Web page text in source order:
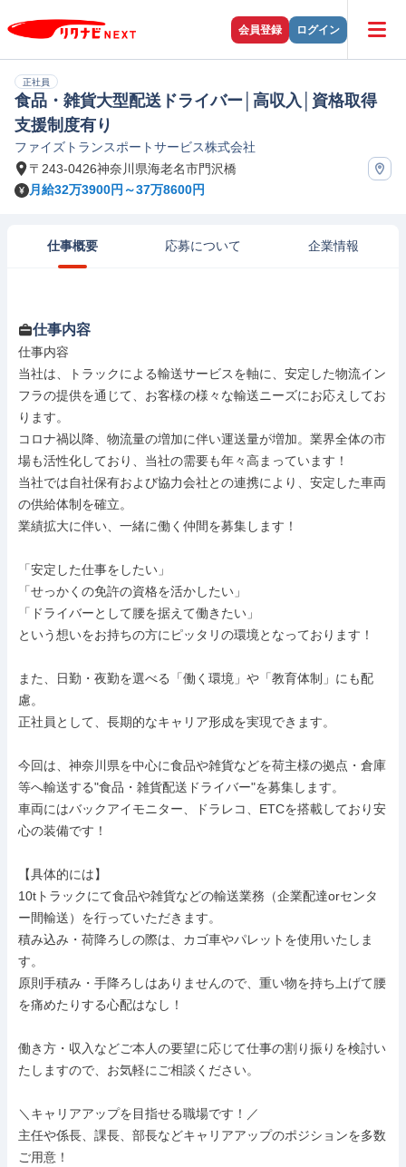
会員登録 ログイン
正社員
食品・雑貨大型配送ドライバー│高収入│資格取得
支援制度有り
ファイズトランスポートサービス株式会社
〒243-0426神奈川県海老名市門沢橋
月給32万3900円～37万8600円
仕事概要 応募について 企業情報
仕事内容
仕事内容
当社は、トラックによる輸送サービスを軸に、安定した物流イン
フラの提供を通じて、お客様の様々な輸送ニーズにお応えしてお
ります。
コロナ禍以降、物流量の増加に伴い運送量が増加。業界全体の市
場も活性化しており、当社の需要も年々高まっています！
当社では自社保有および協力会社との連携により、安定した車両
の供給体制を確立。
業績拡大に伴い、一緒に働く仲間を募集します！
「安定した仕事をしたい」
「せっかくの免許の資格を活かしたい」
「ドライバーとして腰を据えて働きたい」
という想いをお持ちの方にピッタリの環境となっております！
また、日勤・夜勤を選べる「働く環境」や「教育体制」にも配
慮。
正社員として、長期的なキャリア形成を実現できます。
今回は、神奈川県を中心に食品や雑貨などを荷主様の拠点・倉庫
等へ輸送する"食品・雑貨配送ドライバー"を募集します。
車両にはバックアイモニター、ドラレコ、ETCを搭載しており安
心の装備です！
【具体的には】
10tトラックにて食品や雑貨などの輸送業務（企業配達orセンタ
ー間輸送）を行っていただきます。
積み込み・荷降ろしの際は、カゴ車やパレットを使用いたしま
す。
原則手積み・手降ろしはありませんので、重い物を持ち上げて腰
を痛めたりする心配はなし！
働き方・収入などご本人の要望に応じて仕事の割り振りを検討い
たしますので、お気軽にご相談ください。
＼キャリアアップを目指せる職場です！／
主任や係長、課長、部長などキャリアアップのポジションを多数
ご用意！